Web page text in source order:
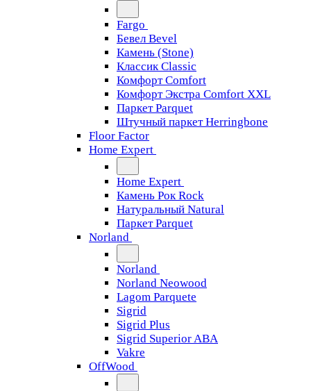
Fargo
Бевел Bevel
Камень (Stone)
Классик Classic
Комфорт Comfort
Комфорт Экстра Comfort XXL
Паркет Parquet
Штучный паркет Herringbone
Floor Factor
Home Expert
Home Expert
Камень Рок Rock
Натуральный Natural
Паркет Parquet
Norland
Norland
Norland Neowood
Lagom Parquete
Sigrid
Sigrid Plus
Sigrid Superior ABA
Vakre
OffWood